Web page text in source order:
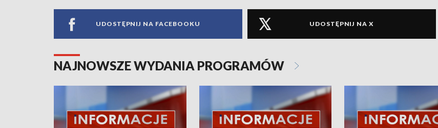
UDOSTĘPNIJ NA FACEBOOKU UDOSTĘPNIJ NA X
NAJNOWSZE WYDANIA PROGRAMÓW